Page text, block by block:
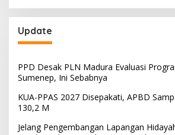
Update
PPD Desak PLN Madura Evaluasi
Sumenep, Ini Sebabnya
KUA-PPAS 2027 Disepakati, APBD
130,2 M
Jelang Pengembangan Lapangan